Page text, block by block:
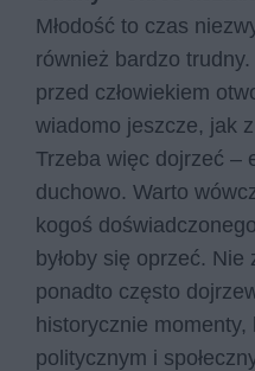
Młodość to czas
również bardzo
przed człowiekiem
wiadomo jeszcze, jak
Trzeba więc dojrzeć –
duchowo. Warto
kogoś
byłoby się oprzeć.
ponadto często
historycznie
politycznym i